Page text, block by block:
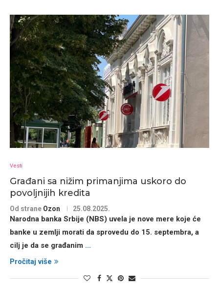
Vesti
Građani sa nižim primanjima uskoro do
povoljnijih kredita
Od strane Ozon 25.08.2025.
Narodna banka Srbije (NBS) uvela je nove mere koje će
banke u zemlji morati da sprovedu do 15. septembra, a
cilj je da se građanim ...
Pročitaj više